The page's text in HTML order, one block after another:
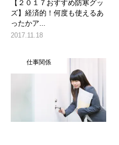
【２０１７おすすめ防寒グッ
ズ】経済的！何度も使えるあ
ったかア...
2017.11.18
仕事関係